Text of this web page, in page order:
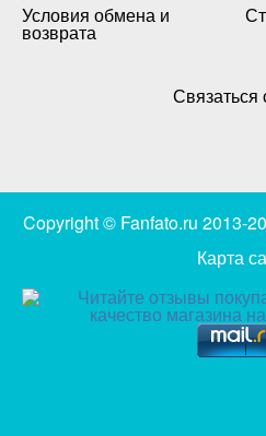
Условия обмена и
возврата
Связаться
Copyright © Fanfato.ru 2013-
Карта